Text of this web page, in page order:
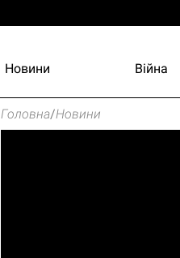
Новини Війна
Головна/Новини